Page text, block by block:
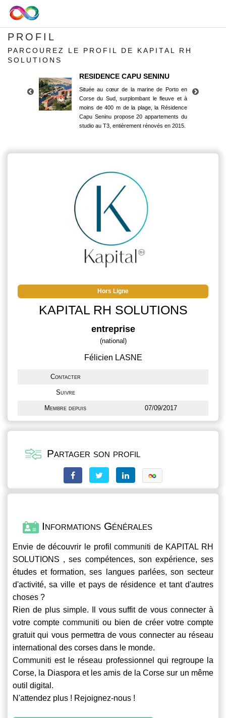
PROFIL
PARCOUREZ LE PROFIL DE KAPITAL RH
SOLUTIONS
RESIDENCE CAPU SENINU
Située au cœur de la marine de Porto en
Corse du Sud, surplombant le fleuve et à
moins de 400 m de la plage, la Résidence
Capu Seninu propose 20 appartements du
studio au T3, entièrement rénovés en 2015.
Capu Seninu propose 20 appartements du
studio au T3, entièrement rénovés en 2015.
Hors Ligne
KAPITAL RH SOLUTIONS
entreprise
(national)
Félicien LASNE
Contacter
Suivre
Membre depuis 07/09/2017
Partager son profil
Informations Générales
Envie de découvrir le profilcommuniti de KAPITAL RH
SOLUTIONS , ses compétences, son expérience, ses
études et formation, ses langues parlées, son secteur
d'activité, sa ville et pays de résidence et tant d'autres
choses ?
Rien de plus simple. Il vous suffit de vous connecter à
votre compte communiti ou bien de créer votre compte
gratuit qui vous permettra de vous connecter au réseau
international des corses dans le monde.
Communiti est le réseau professionnel qui regroupe la
Corse, la Diaspora et les amis de la Corse sur un même
outil digital.
N'attendez plus ! Rejoignez-nous !